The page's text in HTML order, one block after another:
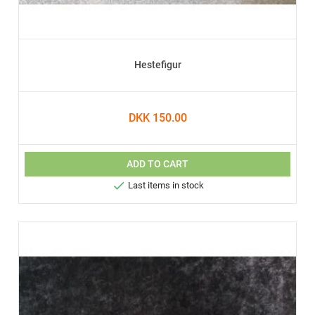
Hestefigur
DKK 150.00
ADD TO CART
 Last items in stock